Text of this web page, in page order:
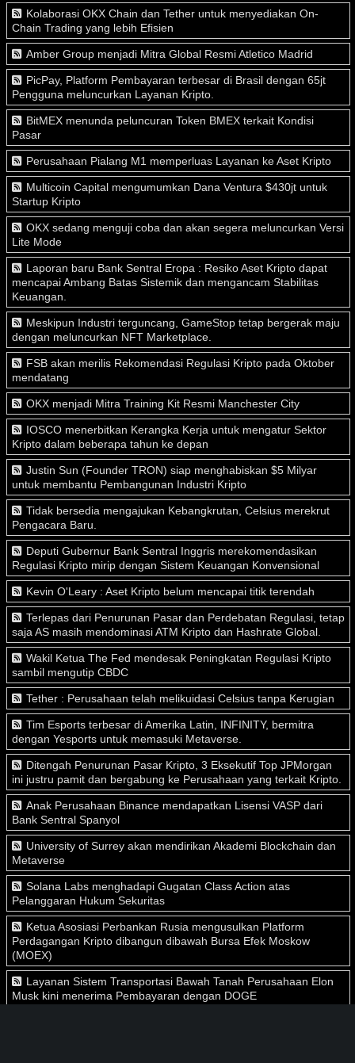
Kolaborasi OKX Chain dan Tether untuk menyediakan On-
Chain Trading yang lebih Efisien
Amber Group menjadi Mitra Global Resmi Atletico Madrid
PicPay, Platform Pembayaran terbesar di Brasil dengan 65jt
Pengguna meluncurkan Layanan Kripto.
BitMEX menunda peluncuran Token BMEX terkait Kondisi
Pasar
Perusahaan Pialang M1 memperluas Layanan ke Aset Kripto
Multicoin Capital mengumumkan Dana Ventura $430jt untuk
Startup Kripto
OKX sedang menguji coba dan akan segera meluncurkan Versi
Lite Mode
Laporan baru Bank Sentral Eropa : Resiko Aset Kripto dapat
mencapai Ambang Batas Sistemik dan mengancam Stabilitas
Keuangan.
Meskipun Industri terguncang, GameStop tetap bergerak maju
dengan meluncurkan NFT Marketplace.
FSB akan merilis Rekomendasi Regulasi Kripto pada Oktober
mendatang
OKX menjadi Mitra Training Kit Resmi Manchester City
IOSCO menerbitkan Kerangka Kerja untuk mengatur Sektor
Kripto dalam beberapa tahun ke depan
Justin Sun (Founder TRON) siap menghabiskan $5 Milyar
untuk membantu Pembangunan Industri Kripto
Tidak bersedia mengajukan Kebangkrutan, Celsius merekrut
Pengacara Baru.
Deputi Gubernur Bank Sentral Inggris merekomendasikan
Regulasi Kripto mirip dengan Sistem Keuangan Konvensional
Kevin O'Leary : Aset Kripto belum mencapai titik terendah
Terlepas dari Penurunan Pasar dan Perdebatan Regulasi, tetap
saja AS masih mendominasi ATM Kripto dan Hashrate Global.
Wakil Ketua The Fed mendesak Peningkatan Regulasi Kripto
sambil mengutip CBDC
Tether : Perusahaan telah melikuidasi Celsius tanpa Kerugian
Tim Esports terbesar di Amerika Latin, INFINITY, bermitra
dengan Yesports untuk memasuki Metaverse.
Ditengah Penurunan Pasar Kripto, 3 Eksekutif Top JPMorgan
ini justru pamit dan bergabung ke Perusahaan yang terkait Kripto.
Anak Perusahaan Binance mendapatkan Lisensi VASP dari
Bank Sentral Spanyol
University of Surrey akan mendirikan Akademi Blockchain dan
Metaverse
Solana Labs menghadapi Gugatan Class Action atas
Pelanggaran Hukum Sekuritas
Ketua Asosiasi Perbankan Rusia mengusulkan Platform
Perdagangan Kripto dibangun dibawah Bursa Efek Moskow
(MOEX)
Layanan Sistem Transportasi Bawah Tanah Perusahaan Elon
Musk kini menerima Pembayaran dengan DOGE